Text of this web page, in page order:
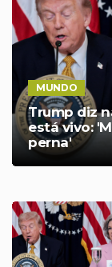
MUNDO
Trump diz
está vivo:
perna'